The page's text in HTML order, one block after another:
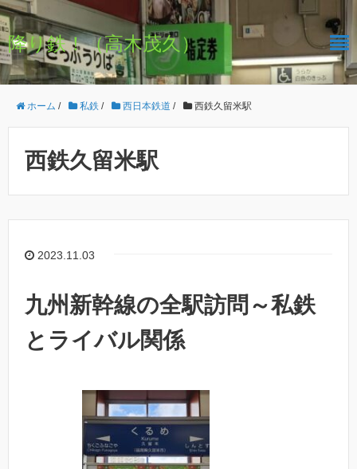
降り鉄！（高木茂久）
ホーム / 私鉄 / 西日本鉄道 / 西鉄久留米駅
西鉄久留米駅
2023.11.03
九州新幹線の全駅訪問～私鉄
とライバル関係